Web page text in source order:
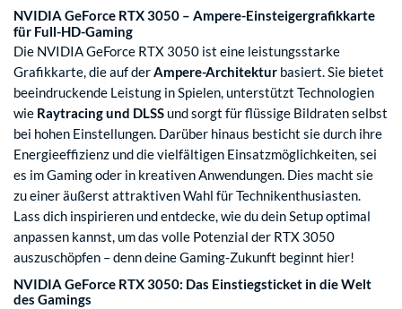
NVIDIA GeForce RTX 3050 – Ampere-Einsteigergrafikkarte
für Full-HD-Gaming
Die NVIDIA GeForce RTX 3050 ist eine leistungsstarke
Grafikkarte, die auf derAmpere-Architektur basiert. Sie bietet
beeindruckende Leistung in Spielen, unterstützt Technologien
wie Raytracing und DLSS und sorgt für flüssige Bildraten selbst
bei hohen Einstellungen. Darüber hinaus besticht sie durch ihre
Energieeffizienz und die vielfältigen Einsatzmöglichkeiten, sei
es im Gaming oder in kreativen Anwendungen. Dies macht sie
zu einer äußerst attraktiven Wahl für Technikenthusiasten.
Lass dich inspirieren und entdecke, wie du dein Setup optimal
anpassen kannst, um das volle Potenzial der RTX 3050
auszuschöpfen – denn deine Gaming-Zukunft beginnt hier!
NVIDIA GeForce RTX 3050: Das Einstiegsticket in die Welt
des Gamings